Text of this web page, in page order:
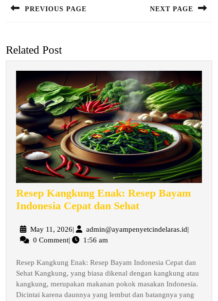
PREVIOUS PAGE NEXT PAGE
Related Post
Resep Kangkung Enak: Resep Bayam
Indonesia Cepat dan SehatResep
Enak:
Indonesia
Cepat
dan
May 11, 2026May
11,
| admin@ayampenyetcindelaras.id|
0 Comment| 1:56 am
Resep Kangkung Enak: Resep Bayam Indonesia Cepat dan
Sehat Kangkung, yang biasa dikenal dengan kangkung atau
kangkung, merupakan makanan pokok masakan Indonesia.
Dicintai karena daunnya yang lembut dan batangnya yang